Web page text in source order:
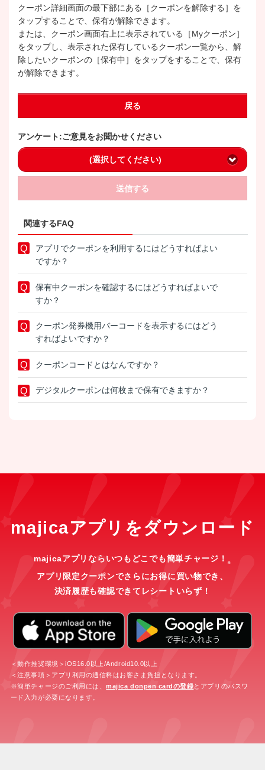
クーポン詳細画面の最下部にある［クーポンを解除する］を
タップすることで、保有が解除できます。
または、クーポン画面右上に表示されている［Myクーポン］
をタップし、表示された保有しているクーポン一覧から、解
除したいクーポンの［保有中］をタップをすることで、保有
が解除できます。
戻る
アンケート:ご意見をお聞かせください
(選択してください)
送信する
関連するFAQ
アプリでクーポンを利用するにはどうすればよい
ですか？
保有中クーポンを確認するにはどうすればよいで
すか？
クーポン発券機用バーコードを表示するにはどう
すればよいですか？
クーポンコードとはなんですか？
デジタルクーポンは何枚まで保有できますか？
majicaアプリをダウンロード
majicaアプリならいつもどこでも簡単チャージ！ ※
アプリ限定クーポンでさらにお得に買い物でき、
決済履歴も確認できてレシートいらず！
＜動作推奨環境＞iOS16.0以上/Android10.0以上
＜注意事項＞アプリ利用の通信料はお客さま負担となります。
※簡単チャージのご利用には、majica donpen cardの登録とアプリのパスワ
ード入力が必要になります。